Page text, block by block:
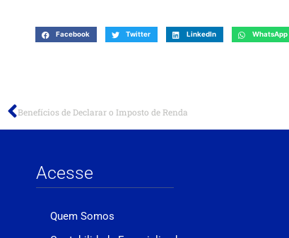
Facebook Twitter LinkedIn WhatsApp
Benefícios de Declarar o Imposto de Renda
Acesse
Quem Somos